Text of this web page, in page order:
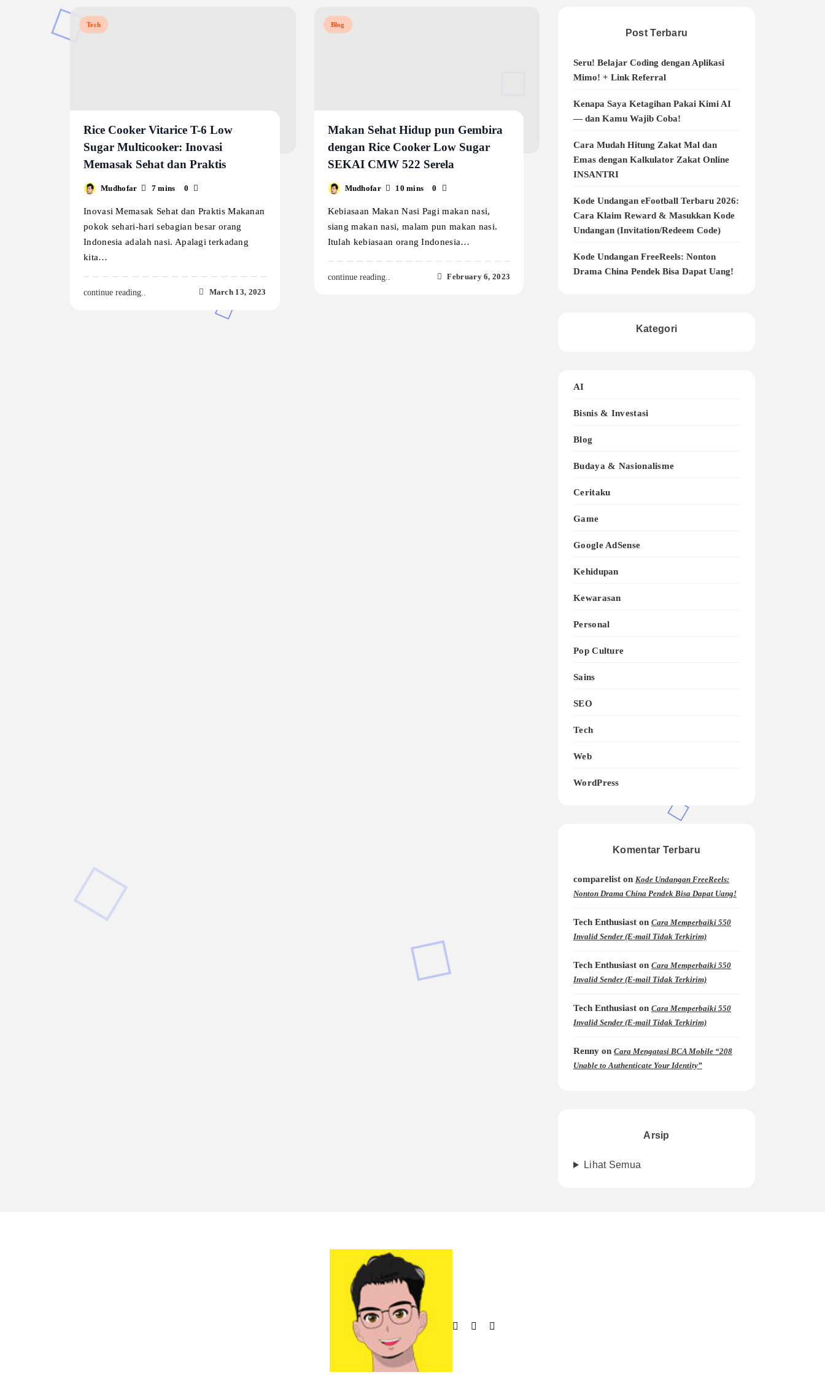
Tech
Rice Cooker Vitarice T-6 Low
Sugar Multicooker: Inovasi
Memasak Sehat dan Praktis
Mudhofar 7 mins 0
Inovasi Memasak Sehat dan Praktis Makanan
pokok sehari-hari sebagian besar orang
Indonesia adalah nasi. Apalagi terkadang
kita…
continue reading.. March 13, 2023
Blog
Makan Sehat Hidup pun Gembira
dengan Rice Cooker Low Sugar
SEKAI CMW 522 Serela
Mudhofar 10 mins 0
Kebiasaan Makan Nasi Pagi makan nasi,
siang makan nasi, malam pun makan nasi.
Itulah kebiasaan orang Indonesia…
continue reading.. February 6, 2023
Post Terbaru
Seru! Belajar Coding dengan Aplikasi
Mimo! + Link Referral
Kenapa Saya Ketagihan Pakai Kimi AI
— dan Kamu Wajib Coba!
Cara Mudah Hitung Zakat Mal dan
Emas dengan Kalkulator Zakat Online
INSANTRI
Kode Undangan eFootball Terbaru 2026:
Cara Klaim Reward & Masukkan Kode
Undangan (Invitation/Redeem Code)
Kode Undangan FreeReels: Nonton
Drama China Pendek Bisa Dapat Uang!
Kategori
AI
Bisnis & Investasi
Blog
Budaya & Nasionalisme
Ceritaku
Game
Google AdSense
Kehidupan
Kewarasan
Personal
Pop Culture
Sains
SEO
Tech
Web
WordPress
Komentar Terbaru
comparelist on Kode Undangan FreeReels:
Nonton Drama China Pendek Bisa Dapat Uang!
Tech Enthusiast onCara Memperbaiki 550
Invalid Sender (E-mail Tidak Terkirim)
Tech Enthusiast onCara Memperbaiki 550
Invalid Sender (E-mail Tidak Terkirim)
Tech Enthusiast onCara Memperbaiki 550
Invalid Sender (E-mail Tidak Terkirim)
Renny onCara Mengatasi BCA Mobile “208
Unable to Authenticate Your Identity”
Arsip
Lihat Semua